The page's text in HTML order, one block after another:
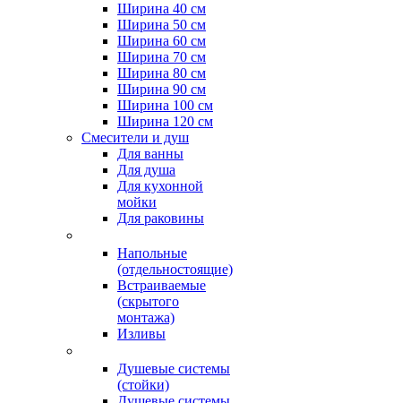
Ширина 40 см
Ширина 50 см
Ширина 60 см
Ширина 70 см
Ширина 80 см
Ширина 90 см
Ширина 100 см
Ширина 120 см
Смесители и душ
Для ванны
Для душа
Для кухонной
мойки
Для раковины
Напольные
(отдельностоящие)
Встраиваемые
(скрытого
монтажа)
Изливы
Душевые системы
(стойки)